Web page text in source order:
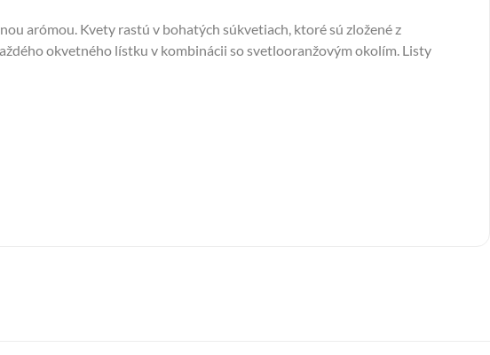
arómou. Kvety rastú v bohatých súkvetiach, ktoré sú zložené z
okvetného lístku v kombinácii so svetlooranžovým okolím. Listy